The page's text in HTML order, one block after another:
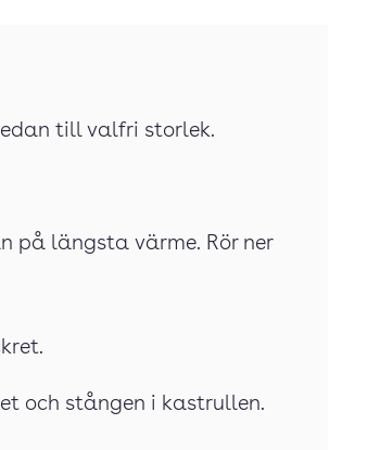
till valfri storlek.
på längsta värme. Rör ner
och stången i kastrullen.